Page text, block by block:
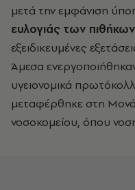
μετά την εμφάνιση
ευλογιάς των πιθήκων
εξειδικευμένες
Άμεσα
υγειονομικά
μεταφέρθηκε στη
νοσοκομείου, όπου